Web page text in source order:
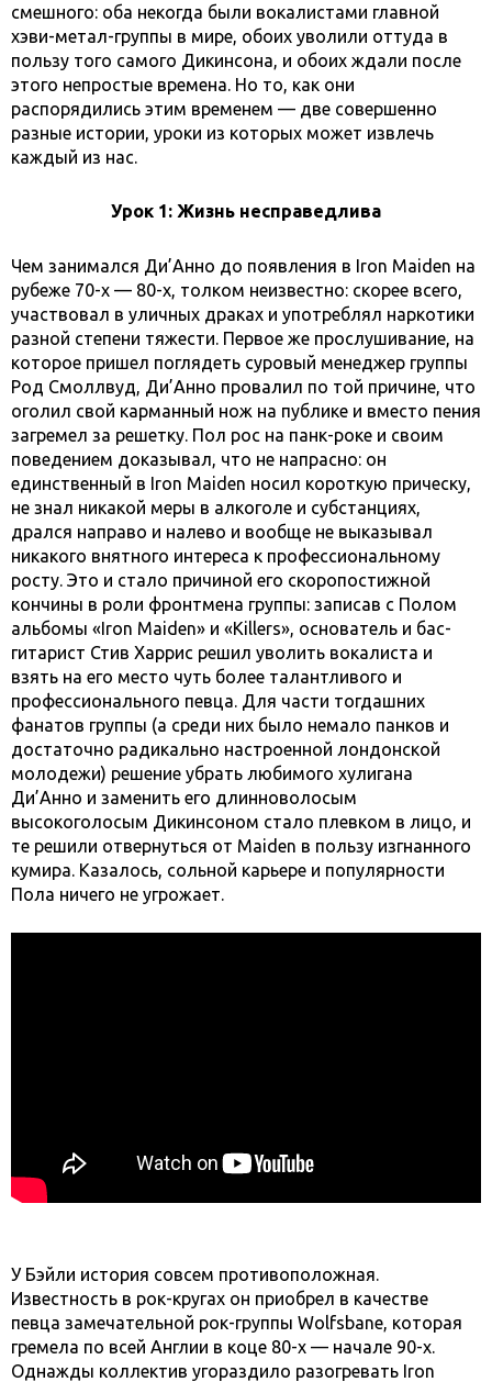
смешного: оба некогда были вокалистами главной
хэви-метал-группы в мире, обоих уволили оттуда в
пользу того самого Дикинсона, и обоих ждали после
этого непростые времена. Но то, как они
распорядились этим временем — две совершенно
разные истории, уроки из которых может извлечь
каждый из нас.
Урок 1: Жизнь несправедлива
Чем занимался Ди’Анно до появления в Iron Maiden на
рубеже 70-х — 80-х, толком неизвестно: скорее всего,
участвовал в уличных драках и употреблял наркотики
разной степени тяжести. Первое же прослушивание, на
которое пришел поглядеть суровый менеджер группы
Род Смоллвуд, Ди’Анно провалил по той причине, что
оголил свой карманный нож на публике и вместо пения
загремел за решетку. Пол рос на панк-роке и своим
поведением доказывал, что не напрасно: он
единственный в Iron Maiden носил короткую прическу,
не знал никакой меры в алкоголе и субстанциях,
дрался направо и налево и вообще не выказывал
никакого внятного интереса к профессиональному
росту. Это и стало причиной его скоропостижной
кончины в роли фронтмена группы: записав с Полом
альбомы «Iron Maiden» и «Killers», основатель и бас-
гитарист Стив Харрис решил уволить вокалиста и
взять на его место чуть более талантливого и
профессионального певца. Для части тогдашних
фанатов группы (а среди них было немало панков и
достаточно радикально настроенной лондонской
молодежи) решение убрать любимого хулигана
Ди’Анно и заменить его длинноволосым
высокоголосым Дикинсоном стало плевком в лицо, и
те решили отвернуться от Maiden в пользу изгнанного
кумира. Казалось, сольной карьере и популярности
Пола ничего не угрожает.
У Бэйли история совсем противоположная.
Известность в рок-кругах он приобрел в качестве
певца замечательной рок-группы Wolfsbane, которая
гремела по всей Англии в коце 80-х — начале 90-х.
Однажды коллектив угораздило разогревать Iron